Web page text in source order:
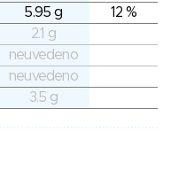
5.95 g
12 %
2.1 g
neuvedeno
neuvedeno
3.5 g